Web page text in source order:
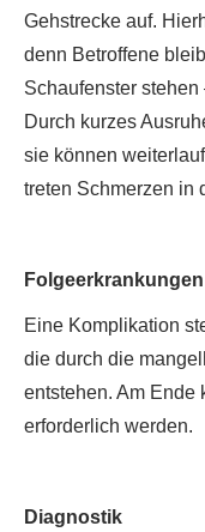
Gehstrecke auf.
denn Betroffene
Schaufenster stehen
Durch kurzes
sie können
treten Schmerzen in
Folgeerkrankungen
Eine Komplikation
die durch die
entstehen. Am Ende
erforderlich werden.
Diagnostik